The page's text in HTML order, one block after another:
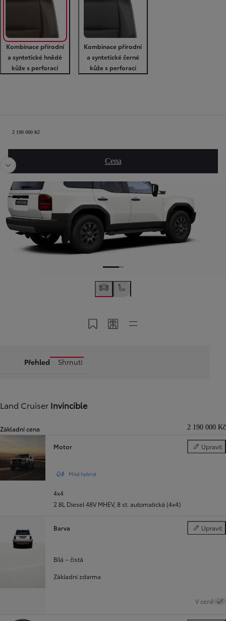
Kombinace přírodní
a syntetické hnědé
kůže s perforací
Kombinace přírodní
a syntetické černé
kůže s perforací
2 190 000 Kč
Cena
Shrnutí
Předchozí Další
Uložit do MyToyota
Sdílet kód
Přehled Shrnutí
Land Cruiser Invincible
Základní cena 2 190 000 Kč
Motor Upravit
Motor
Mild hybrid
4x4
2.8L Diesel 48V MHEV, 8 st. automatická (4x4)
Barva Upravit
Barva
Bílá – čistá
Základní zdarma
V ceně